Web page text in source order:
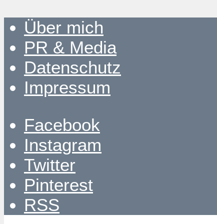
Über mich
PR & Media
Datenschutz
Impressum
Facebook
Instagram
Twitter
Pinterest
RSS